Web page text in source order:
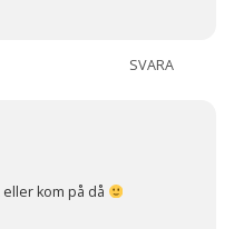
SVARA
kom på då